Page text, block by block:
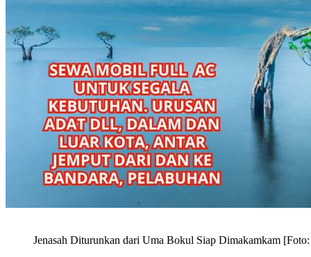
Jenasah Diturunkan dari Uma Bokul Siap Dimakamkam